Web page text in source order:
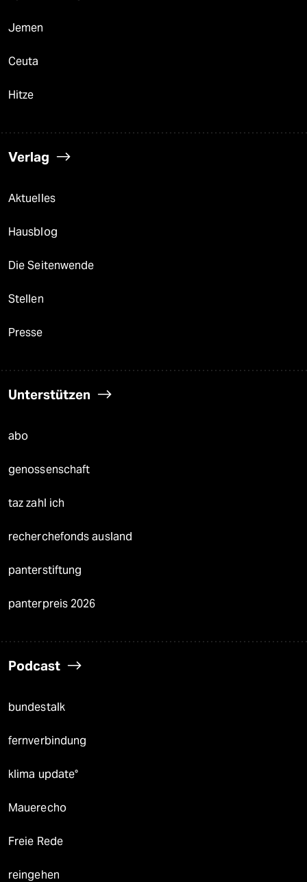
Jemen
Ceuta
Hitze
Verlag
Aktuelles
Hausblog
Die Seitenwende
Stellen
Presse
Unterstützen
abo
genossenschaft
taz zahl ich
recherchefonds ausland
panterstiftung
panterpreis 2026
Podcast
bundestalk
fernverbindung
klima update°
Mauerecho
Freie Rede
reingehen